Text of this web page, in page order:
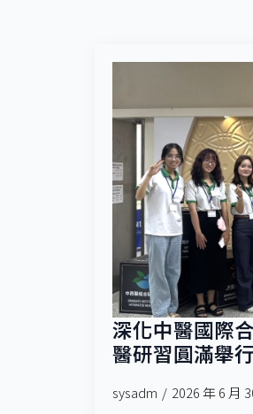
深化中醫國際
醫研習圓滿舉行
sysadm 2026 年 6 月